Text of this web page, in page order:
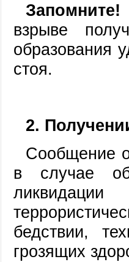
Запомните!
взрыве
образования
стоя.
2.
Сообщение
в случае
бедствии,
грозящих